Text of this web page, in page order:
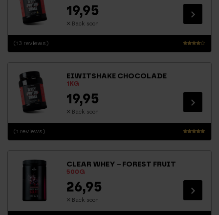
Waarde
(13 reviews)
19,95
Back soon
EIWITSHAKE CHOCOLADE
1KG
Waarderin
(1 reviews)
19,95
Back soon
CLEAR WHEY – FOREST FRUIT
500G
26,95
Back soon